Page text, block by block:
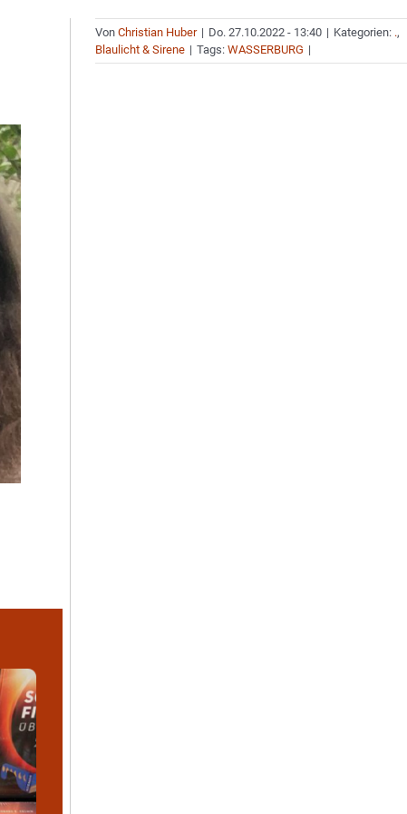
VonChristian Huber | Do. 27.10.2022 - 13:40 | Kategorien: .,
Blaulicht & Sirene | Tags:WASSERBURG |